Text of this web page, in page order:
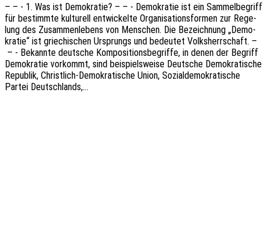
– – - 1. Was ist Demo­kra­tie? – – - Demo­kra­tie ist ein Sammel­be­griff
für bestimm­te kultu­rell entwi­ckel­te Orga­ni­sa­ti­ons­for­men zur Rege­
lung des Zusam­men­le­bens von Menschen. Die Bezeich­nung „Demo­
kra­tie“ ist grie­chi­schen Ursprungs und bedeu­tet Volks­herr­schaft. –
– - Bekann­te deut­sche Kompo­si­ti­ons­be­grif­fe, in denen der Begriff
Demo­kra­tie vorkommt, sind beispiels­wei­se Deut­sche Demo­kra­ti­sche
Repu­blik, Chris­t­­lich-Demo­­kra­­ti­­sche Union, Sozi­al­de­mo­kra­ti­sche
Partei Deutschlands,…